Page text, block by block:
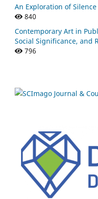
An Exploration of
840
Contemporary Art in
Social Significance, and
796